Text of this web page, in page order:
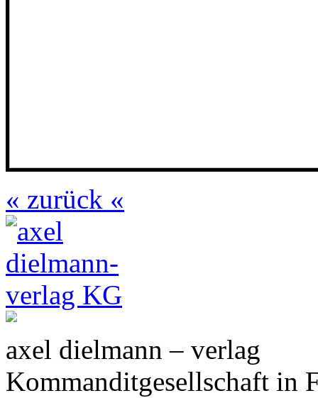
« zurück «
axel dielmann – verlag
Kommanditgesellschaft in